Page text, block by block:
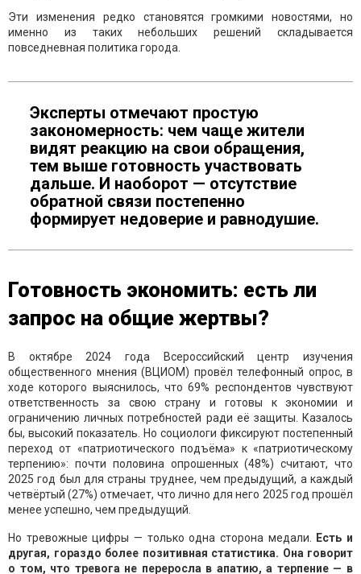
Эти изменения редко становятся громкими новостями, но
именно из таких небольших решений складывается
повседневная политика города.
Эксперты отмечают простую
закономерность: чем чаще жители
видят реакцию на свои обращения,
тем выше готовность участвовать
дальше. И наоборот — отсутствие
обратной связи постепенно
формирует недоверие и равнодушие.
Готовность экономить: есть ли
запрос на общие жертвы?
В октябре 2024 года Всероссийский центр изучения
общественного мнения (ВЦИОМ) провёл телефонный опрос, в
ходе которого выяснилось, что 69% респондентов чувствуют
ответственность за свою страну и готовы к экономии и
ограничению личных потребностей ради её защиты. Казалось
бы, высокий показатель. Но социологи фиксируют постепенный
переход от «патриотического подъёма» к «патриотическому
терпению»: почти половина опрошенных (48%) считают, что
2025 год был для страны труднее, чем предыдущий, а каждый
четвёртый (27%) отмечает, что лично для него 2025 год прошёл
менее успешно, чем предыдущий.
Но тревожные цифры — только одна сторона медали.
Есть и
другая, гораздо более позитивная статистика. Она говорит
о том, что тревога не переросла в апатию, а терпение — в